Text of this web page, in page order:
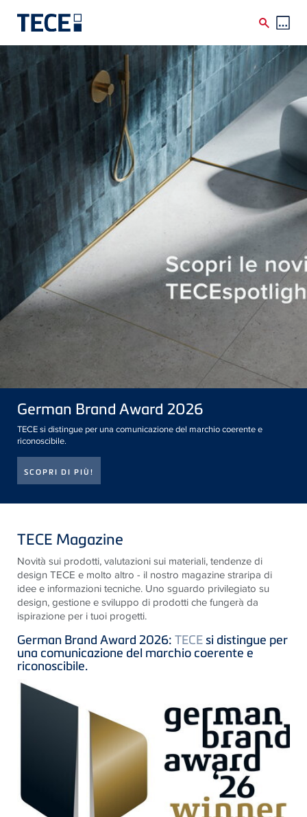
Skip to main content
German Brand Award 2026
TECE si distingue per una comunicazione del marchio coerente e
riconoscibile.
SCOPRI DI PIÙ!
TECE Magazine
Novità sui prodotti, valutazioni sui materiali, tendenze di
designTECE e molto altro - il nostro magazine straripa di
idee e informazioni tecniche. Uno sguardo privilegiato su
design, gestione e sviluppo di prodotti che fungerà da
ispirazione per i tuoi progetti.
German Brand Award 2026: TECEsi distingue per
una comunicazione del marchio coerente e
riconoscibile.